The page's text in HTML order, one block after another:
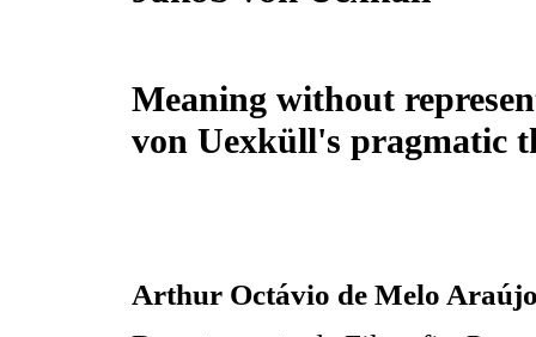
Meaning without
von Uexküll's pragmatic
Arthur Octávio de Melo